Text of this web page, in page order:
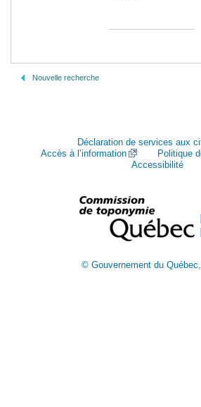
Nouvelle recherche
Déclaration de services aux
Accès à l’information
Politique
Accessibilité
© Gouvernement du